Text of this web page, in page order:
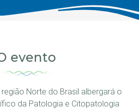
evento
Norte do Brasil albergará o
da Patologia e Citopatologia